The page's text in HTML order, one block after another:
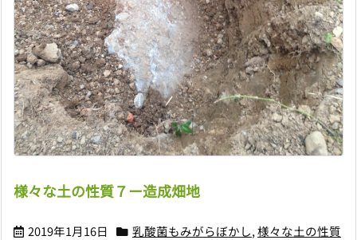
様々な土の性質７ー造成畑地
2019年1月16日 乳酸菌もみがらぼかし,様々な土の性質